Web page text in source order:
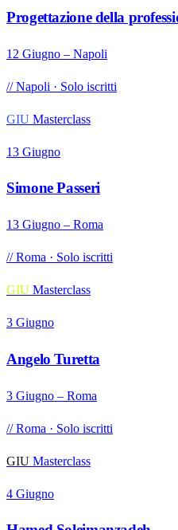
Progettazione della
12 Giugno – Napoli
// Napoli · Solo iscritti
GIU Masterclass
13 Giugno
Simone Passeri
13 Giugno – Roma
// Roma · Solo iscritti
GIU Masterclass
3 Giugno
Angelo Turetta
3 Giugno – Roma
// Roma · Solo iscritti
GIU Masterclass
4 Giugno